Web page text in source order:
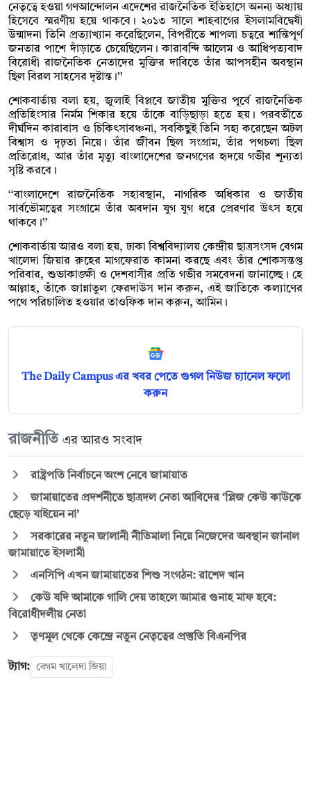
নেতৃত্বে হওয়া গণআন্দোলন এদেশের রাজনৈতিক ইতিহাসে অনন্য অধ্যায়
হিসেবে স্মরণীয় হয়ে থাকবে। ২০১৩ সালে শাহবাগের ইসলামবিদ্বেষী
উন্মাদনা তিনি প্রত্যাখ্যান করেছিলেন, বিপরীতে শাপলা চত্বরে শান্তিপূর্ণ
জনতার পাশে দাঁড়াতে চেয়েছিলেন। কারাবন্দি আলেম ও আধিপত্যবাদ
বিরোধী রাজনৈতিক নেতাদের মুক্তির দাবিতে তাঁর আপসহীন অবস্থান
ছিল বিরল সাহসের দৃষ্টান্ত।’’
শোকবার্তায় বলা হয়, জুলাই বিপ্লবে জাতীয় মুক্তির পূর্বে রাজনৈতিক
প্রতিহিংসার নির্মম শিকার হয়ে তাঁকে বাড়িছাড়া হতে হয়। পরবর্তীতে
দীর্ঘদিন কারাবাস ও চিকিৎসাবঞ্চনা, সবকিছুই তিনি সহ্য করেছেন অটল
বিশ্বাস ও দৃঢ়তা নিয়ে। তাঁর জীবন ছিল সংগ্রাম, তাঁর পথচলা ছিল
প্রতিরোধ, আর তাঁর মৃত্যু বাংলাদেশের জনগণের হৃদয়ে গভীর শূন্যতা
সৃষ্টি করবে।
‘‘বাংলাদেশে রাজনৈতিক সহাবস্থান, নাগরিক অধিকার ও জাতীয়
সার্বভৌমত্বের সংগ্রামে তাঁর অবদান যুগ যুগ ধরে প্রেরণার উৎস হয়ে
থাকবে।’’
শোকবার্তায় আরও বলা হয়, ঢাকা বিশ্ববিদ্যালয় কেন্দ্রীয় ছাত্রসংসদ বেগম
খালেদা জিয়ার রুহের মাগফেরাত কামনা করছে এবং তাঁর শোকসন্তপ্ত
পরিবার, শুভাকাঙ্ক্ষী ও দেশবাসীর প্রতি গভীর সমবেদনা জানাচ্ছে। হে
আল্লাহ, তাঁকে জান্নাতুল ফেরদাউস দান করুন, এই জাতিকে কল্যাণের
পথে পরিচালিত হওয়ার তাওফিক দান করুন, আমিন।
The Daily Campus এর খবর পেতে গুগল নিউজ চ্যানেল ফলো
করুন
রাজনীতি এর আরও সংবাদ
রাষ্ট্রপতি নির্বাচনে অংশ নেবে জামায়াত
জামায়াতের প্রদর্শনীতে ছাত্রদল নেতা আবিদের ‘প্লিজ কেউ কাউকে
ছেড়ে যাইয়েন না’
সরকারের নতুন জালানী নীতিমালা নিয়ে নিজেদের অবস্থান জানাল
জামায়াতে ইসলামী
এনসিপি এখন জামায়াতের শিশু সংগঠন: রাশেদ খান
কেউ যদি আমাকে গালি দেয় তাহলে আমার গুনাহ মাফ হবে:
বিরোধীদলীয় নেতা
তৃণমূল থেকে কেন্দ্রে নতুন নেতৃত্বের প্রস্তুতি বিএনপির
ট্যাগ: বেগম খালেদা জিয়া